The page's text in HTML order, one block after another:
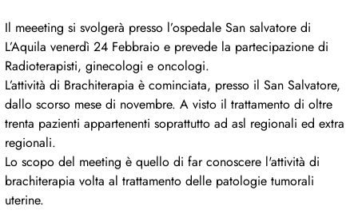
Il meeeting si svolgerà presso l’ospedale San salvatore di
L’Aquila venerdì 24 Febbraio e prevede la partecipazione di
Radioterapisti, ginecologi e oncologi.
L’attività di Brachiterapia è cominciata, presso il San Salvatore,
dallo scorso mese di novembre. A visto il trattamento di oltre
trenta pazienti appartenenti soprattutto ad asl regionali ed extra
regionali.
Lo scopo del meeting è quello di far conoscere l'attività di
brachiterapia volta al trattamento delle patologie tumorali
uterine.